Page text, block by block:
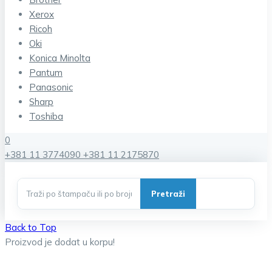
Xerox
Ricoh
Oki
Konica Minolta
Pantum
Panasonic
Sharp
Toshiba
0
+381 11 3774090 +381 11 2175870
Back to Top
Proizvod je dodat u korpu!